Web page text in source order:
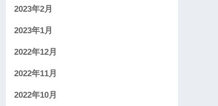
2023年2月
2023年1月
2022年12月
2022年11月
2022年10月